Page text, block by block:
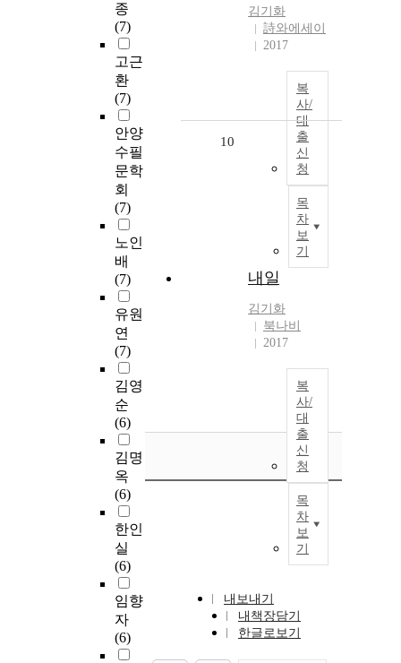
종
(7)
고근
환
(7)
안양
수필
문학
회
(7)
노인
배
(7)
유원
연
(7)
김영
순
(6)
김명
옥
(6)
한인
실
(6)
임향
자
(6)
김기화
詩와에세이
2017
복
사/
대
출
신
청
목
차
보
기
10
내일
김기화
북나비
2017
복
사/
대
출
신
청
목
차
보
기
내보내기
내책장담기
한글로보기